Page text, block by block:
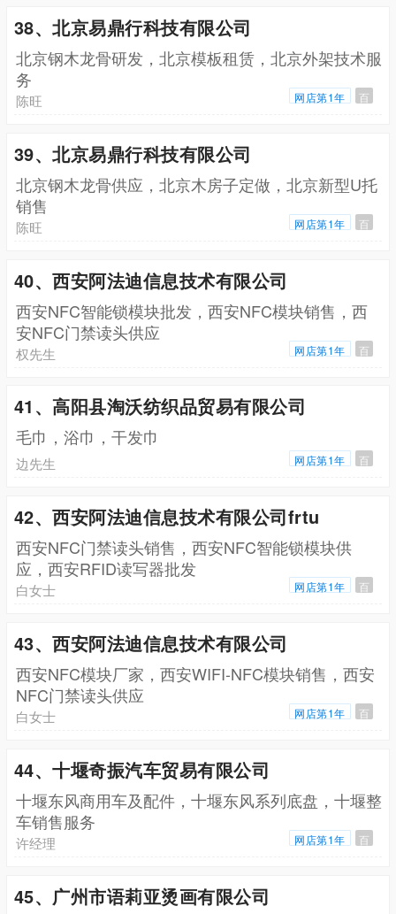
38、北京易鼎行科技有限公司
北京钢木龙骨研发，北京模板租赁，北京外架技术服
务
陈旺 网店第1年 百
39、北京易鼎行科技有限公司
北京钢木龙骨供应，北京木房子定做，北京新型U托
销售
陈旺 网店第1年 百
40、西安阿法迪信息技术有限公司
西安NFC智能锁模块批发，西安NFC模块销售，西
安NFC门禁读头供应
权先生 网店第1年 百
41、高阳县淘沃纺织品贸易有限公司
毛巾，浴巾，干发巾
边先生 网店第1年 百
42、西安阿法迪信息技术有限公司frtu
西安NFC门禁读头销售，西安NFC智能锁模块供
应，西安RFID读写器批发
白女士 网店第1年 百
43、西安阿法迪信息技术有限公司
西安NFC模块厂家，西安WIFI-NFC模块销售，西安
NFC门禁读头供应
白女士 网店第1年 百
44、十堰奇振汽车贸易有限公司
十堰东风商用车及配件，十堰东风系列底盘，十堰整
车销售服务
许经理 网店第1年 百
45、广州市语莉亚烫画有限公司